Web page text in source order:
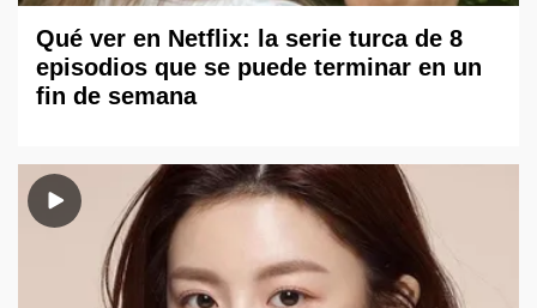
Qué ver en Netflix: la serie turca de 8
episodios que se puede terminar en un
fin de semana